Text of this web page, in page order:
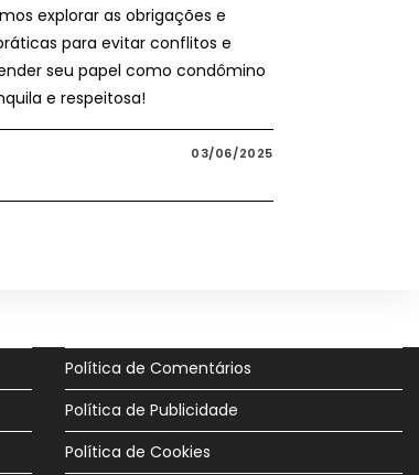
explorar as obrigações e
para evitar conflitos e
seu papel como condômino
e respeitosa!
03/06/2025
Política de Comentários
Política de Publicidade
Política de Cookies